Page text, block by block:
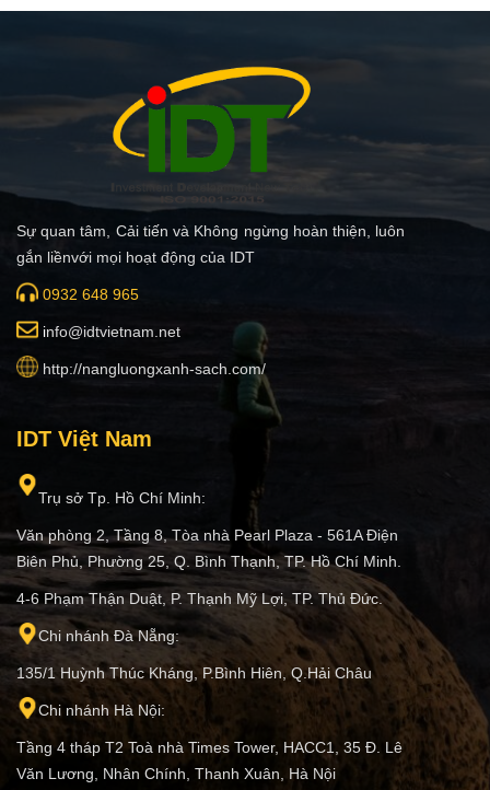
Sự quan tâm, Cải tiến và Không ngừng hoàn thiện, luôn
gắn liềnvới mọi hoạt động của IDT
0932 648 965
info@idtvietnam.net
http://nangluongxanh-sach.com/
IDT Việt Nam
Trụ sở Tp. Hồ Chí Minh:
Văn phòng 2, Tầng 8, Tòa nhà Pearl Plaza - 561A Điện
Biên Phủ, Phường 25, Q. Bình Thạnh, TP. Hồ Chí Minh.
4-6 Phạm Thận Duật, P. Thạnh Mỹ Lợi, TP. Thủ Đức.
Chi nhánh Đà Nẵng:
135/1 Huỳnh Thúc Kháng, P.Bình Hiên, Q.Hải Châu
Chi nhánh Hà Nội:
Tầng 4 tháp T2 Toà nhà Times Tower, HACC1, 35 Đ. Lê
Văn Lương, Nhân Chính, Thanh Xuân, Hà Nội